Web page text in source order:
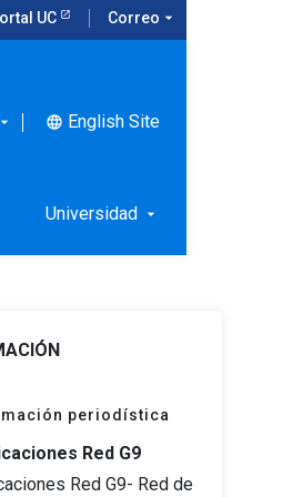
UC Correo arrow_drop_down
arrow_drop_down language English Site
Universidad arrow_drop_down
periodística
Red G9
Red G9- Red de